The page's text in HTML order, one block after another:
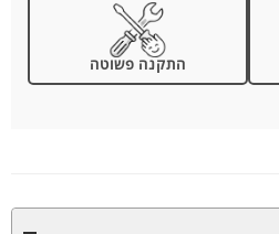
התקנה פשוטה